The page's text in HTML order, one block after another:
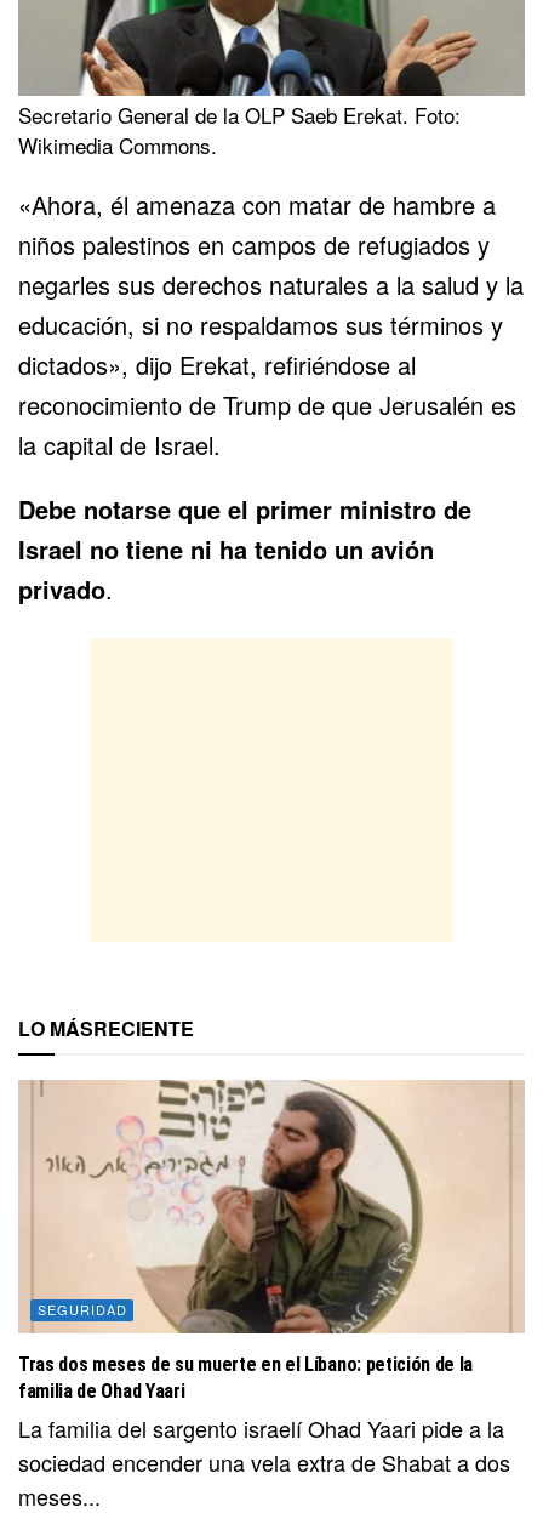
Secretario General de la OLP Saeb Erekat. Foto:
Wikimedia Commons.
«Ahora, él amenaza con matar de hambre a
niños palestinos en campos de refugiados y
negarles sus derechos naturales a la salud y la
educación, si no respaldamos sus términos y
dictados», dijo Erekat, refiriéndose al
reconocimiento de Trump de que Jerusalén es
la capital de Israel.
Debe notarse que el primer ministro de
Israel no tiene ni ha tenido un avión
privado.
LO MÁSRECIENTE
SEGURIDAD
Tras dos meses de su muerte en el Líbano: petición de la
familia de Ohad Yaari
La familia del sargento israelí Ohad Yaari pide a la
sociedad encender una vela extra de Shabat a dos
meses...